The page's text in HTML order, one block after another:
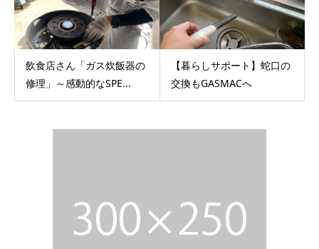
飲食店さん「ガス炊飯器の
修理」～感動的なSPE...
【暮らしサポート】蛇口の
交換もGASMACへ